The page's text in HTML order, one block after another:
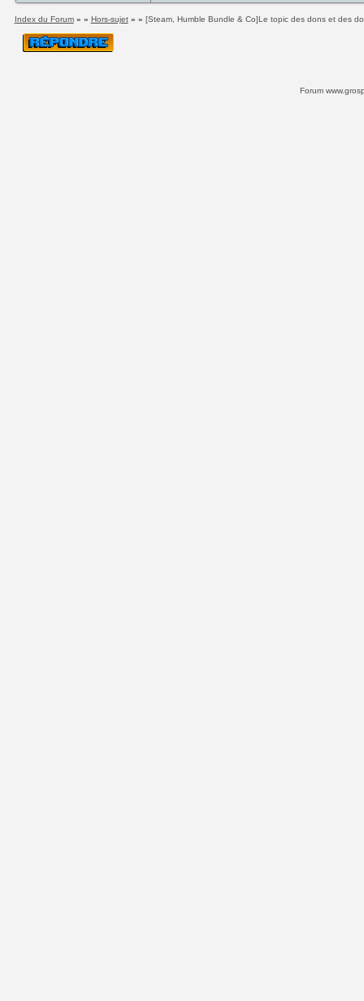
Index du Forum» » Hors-sujet» » [Steam, Humble Bundle & Co]Le topic des dons et des
Forum